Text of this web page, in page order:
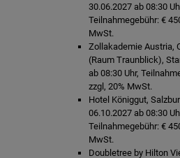
30.06.2027 ab 08:30
Teilnahmegebühr: €
MwSt.
Zollakademie Austria,
(Raum Traunblick),
ab 08:30 Uhr,
zzgl, 20% MwSt.
Hotel Königgut,
06.10.2027 ab 08:30
Teilnahmegebühr: €
MwSt.
Doubletree by Hilton